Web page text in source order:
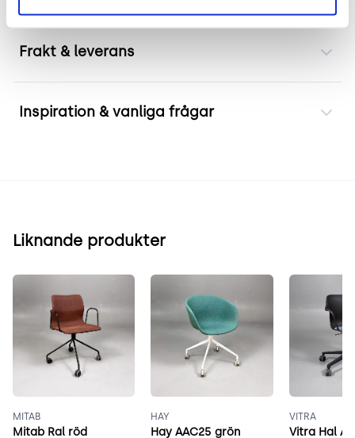
Frakt & leverans
Inspiration & vanliga frågar
Liknande produkter
MITAB
Mitab Ral röd
HAY
Hay AAC25 grön
VITRA
Vitra Hal